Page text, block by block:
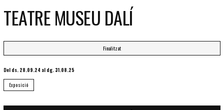
TEATRE MUSEU DALÍ
Finalitzat
Del ds. 28.09.24 al dg. 31.08.25
Exposició